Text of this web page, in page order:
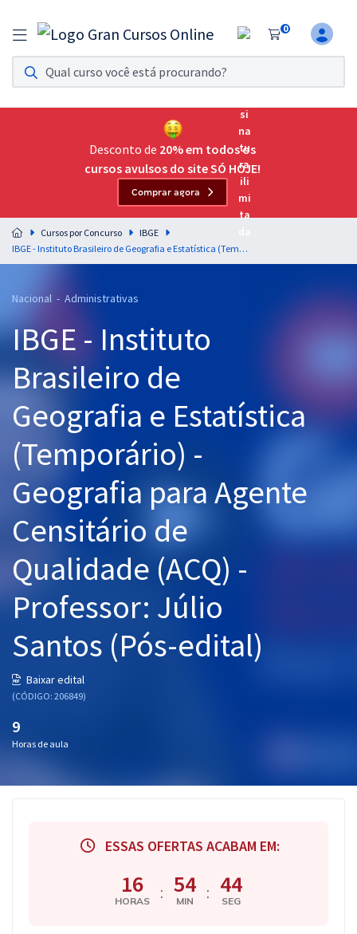
0
Assinatura Ilimitada 11
Acesso a todos os cursos. Teste grátis por 7 dias!
Assinatura OAB Até Passar
Acesso ilimitado a toda preparação para o Exame da
Residências Multiprofissionais
Preparação completa e intensiva para as principais
residências em saúde do Brasil
Cursos 20% OFF
Pós
Graduação
OAB
Questões grátis
Blog
Aprovados
Desconto de 20% em todos os
cursos avulsos do site SÓ HOJE!
Comprar agora
Cursos por Concurso
IBGE
IBGE - Instituto Brasileiro de Geografia e Estatística (Temporário) - Geografia para Agente Censitário de Qualidade (ACQ) - Professor: Júlio Santos (Pós-edital)
Nacional - Administrativas
IBGE - Instituto
Brasileiro de
Geografia e Estatística
(Temporário) -
Geografia para Agente
Censitário de
Qualidade (ACQ) -
Professor: Júlio
Santos (Pós-edital)
Baixar edital
(CÓDIGO: 206849)
9
Horas de aula
ESSAS OFERTAS ACABAM EM:
16
HORAS : 54
MIN : 43
SEG